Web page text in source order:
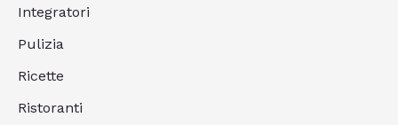
Integratori
Pulizia
Ricette
Ristoranti